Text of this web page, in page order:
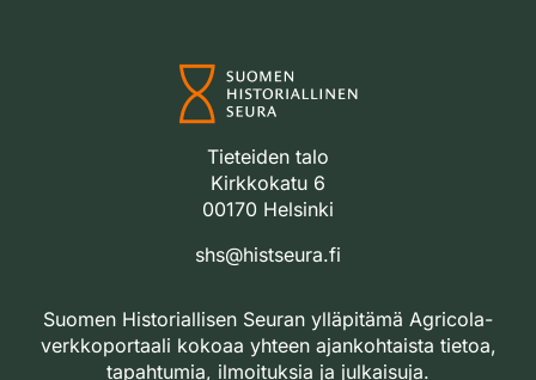
Tieteiden talo
Kirkkokatu 6
00170 Helsinki
shs@histseura.fi
Suomen Historiallisen Seuran ylläpitämä Agricola-
verkkoportaali kokoaa yhteen ajankohtaista tietoa,
tapahtumia, ilmoituksia ja julkaisuja.